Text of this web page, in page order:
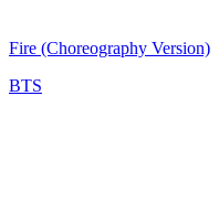
Fire (Choreography Version)
BTS